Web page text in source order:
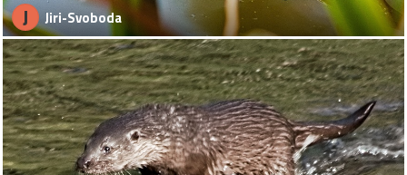
J Jiri-Svoboda